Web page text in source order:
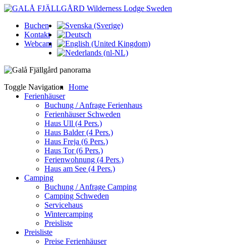
Buchen
Kontakt
Webcam
Toggle Navigation
Home
Ferienhäuser
Buchung / Anfrage Ferienhaus
Ferienhäuser Schweden
Haus Ull (4 Pers.)
Haus Balder (4 Pers.)
Haus Freja (6 Pers.)
Haus Tor (6 Pers.)
Ferienwohnung (4 Pers.)
Haus am See (4 Pers.)
Camping
Buchung / Anfrage Camping
Camping Schweden
Servicehaus
Wintercamping
Preisliste
Preisliste
Preise Ferienhäuser